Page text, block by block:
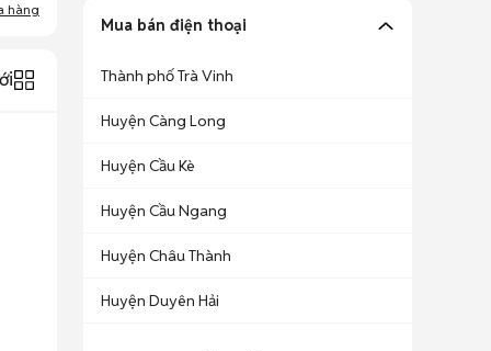
hàng
Mua bán điện thoại
Thành phố Trà Vinh
Huyện Càng Long
Huyện Cầu Kè
Huyện Cầu Ngang
Huyện Châu Thành
Huyện Duyên Hải